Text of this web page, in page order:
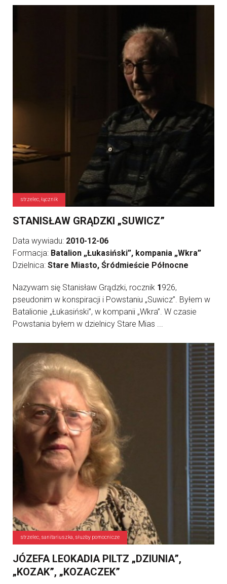
strzelec, łącznik
STANISŁAW GRĄDZKI „SUWICZ”
Data wywiadu: 2010-12-06
Formacja: Batalion „Łukasiński”, kompania „Wkra”
Dzielnica: Stare Miasto, Śródmieście Północne
Nazywam się Stanisław Grądzki, rocznik 1926,
pseudonim w konspiracji i Powstaniu „Suwicz”. Byłem w
Batalionie „Łukasiński”, w kompanii „Wkra”. W czasie
Powstania byłem w dzielnicy Stare Mias ...
strzelec, sanitariuszka, służby pomocnicze
JÓZEFA LEOKADIA PILTZ „DZIUNIA”,
„KOZAK”, „KOZACZEK”